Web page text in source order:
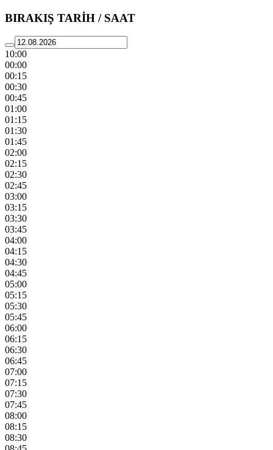
BIRAKIŞ TARİH / SAAT
10:00
00:00
00:15
00:30
00:45
01:00
01:15
01:30
01:45
02:00
02:15
02:30
02:45
03:00
03:15
03:30
03:45
04:00
04:15
04:30
04:45
05:00
05:15
05:30
05:45
06:00
06:15
06:30
06:45
07:00
07:15
07:30
07:45
08:00
08:15
08:30